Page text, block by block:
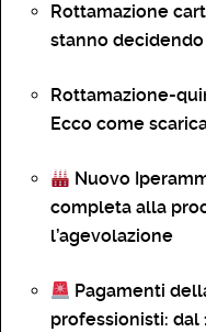
Rottamazione
stanno
Rottamazione-
Ecco come
Nuovo
completa alla
l’agevolazione
Pagamenti
professionisti: dal